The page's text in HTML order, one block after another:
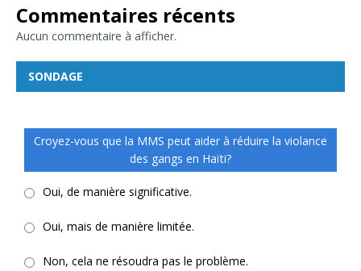
Commentaires récents
Aucun commentaire à afficher.
SONDAGE
Croyez-vous que la MMS peut aider à réduire la violance
des gangs en Haïti?
Oui, de manière significative.
Oui, mais de manière limitée.
Non, cela ne résoudra pas le problème.